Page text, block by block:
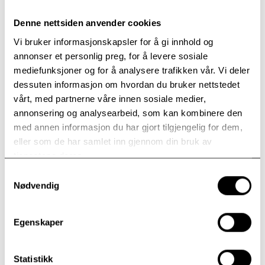
Denne nettsiden anvender cookies
Vi bruker informasjonskapsler for å gi innhold og
annonser et personlig preg, for å levere sosiale
mediefunksjoner og for å analysere trafikken vår. Vi deler
dessuten informasjon om hvordan du bruker nettstedet
vårt, med partnerne våre innen sosiale medier,
annonsering og analysearbeid, som kan kombinere den
med annen informasjon du har gjort tilgjengelig for dem,
eller som de har samlet inn gjennom din bruk av
tjenestene deres.
Nødvendig
Egenskaper
Statistikk
Seksualisert vold
I Kongo vil det økonomiske bidraget gå til kvinner
utsatt for seksualisert vold.
– Det drives blant annet et viktig arbeid på Kyeshero
sykehuset i Goma, sier sykehusprest Anders
Heskestad Mikalsen, som også er med i
innsamlingskomiteen på Modum Bad.